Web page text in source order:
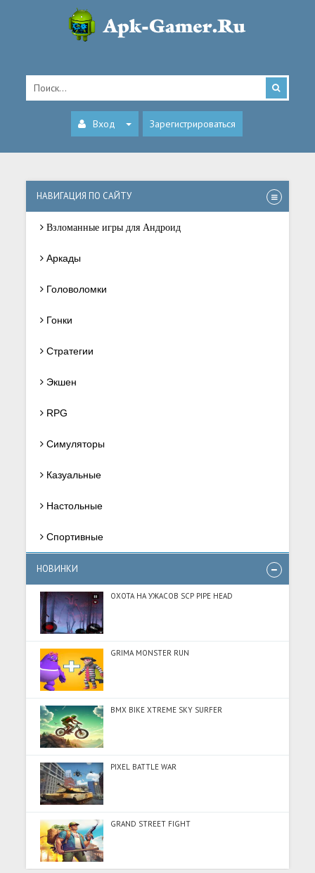
Вход Зарегистрироваться
НАВИГАЦИЯ ПО САЙТУ
Взломанные игры для Андроид
Аркады
Головоломки
Гонки
Стратегии
Экшен
RPG
Симуляторы
Казуальные
Настольные
Спортивные
НОВИНКИ
ОХОТА НА УЖАСОВ SCP PIPE HEAD
GRIMA MONSTER RUN
BMX BIKE XTREME SKY SURFER
PIXEL BATTLE WAR
GRAND STREET FIGHT